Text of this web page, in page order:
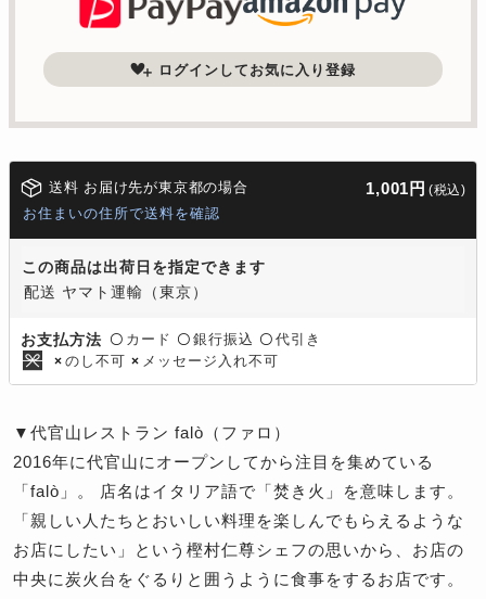
ログインしてお気に入り登録
送料 お届け先が東京都の場合 1,001円 (税込)
お住まいの住所で送料を確認
この商品は出荷日を指定できます
配送 ヤマト運輸（東京）
お支払方法 〇 カード 〇 銀行振込 〇 代引き
× のし不可 × メッセージ入れ不可
▼代官山レストラン falò（ファロ）
2016年に代官山にオープンしてから注目を集めている
「falò」。 店名はイタリア語で「焚き火」を意味します。
「親しい人たちとおいしい料理を楽しんでもらえるような
お店にしたい」という樫村仁尊シェフの思いから、お店の
中央に炭火台をぐるりと囲うように食事をするお店です。